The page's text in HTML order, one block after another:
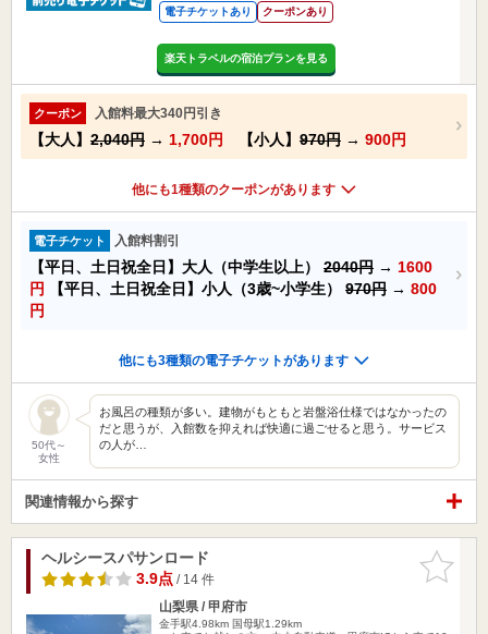
電子チケットあり クーポンあり
楽天トラベルの宿泊プランを見る
クーポン 入館料最大340円引き
【大人】 2,040円 → 1,700円 【小人】 970円 → 900円
他にも1種類のクーポンがあります
電子チケット 入館料割引
【平日、土日祝全日】大人（中学生以上） 2040円 → 1600
円
【平日、土日祝全日】小人（3歳~小学生） 970円 → 800
円
他にも3種類の電子チケットがあります
50代～
女性
お風呂の種類が多い。建物がもともと岩盤浴仕様ではなかったの
だと思うが、入館数を抑えれば快適に過ごせると思う。サービス
の人が…
関連情報から探す
お気に入
りに追加
ヘルシースパサンロード
3.9点/ 14 件
山梨県 / 甲府市
金手駅4.98km 国母駅1.29km